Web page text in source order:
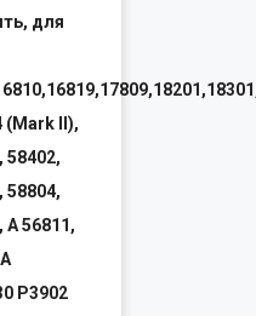
для
(Mark II),
58402,
58804,
А 56811,
P3902